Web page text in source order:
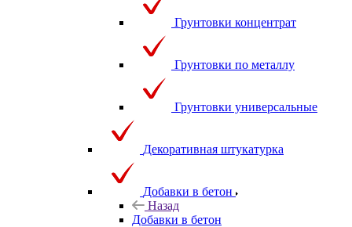
Грунтовки концентрат
Грунтовки по металлу
Грунтовки универсальные
Декоративная штукатурка
Добавки в бетон
Назад
Добавки в бетон